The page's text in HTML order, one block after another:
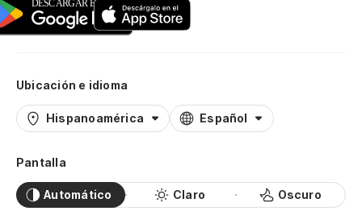
Ubicación e idioma
Hispanoamérica Español
Pantalla
Automático Claro Oscuro